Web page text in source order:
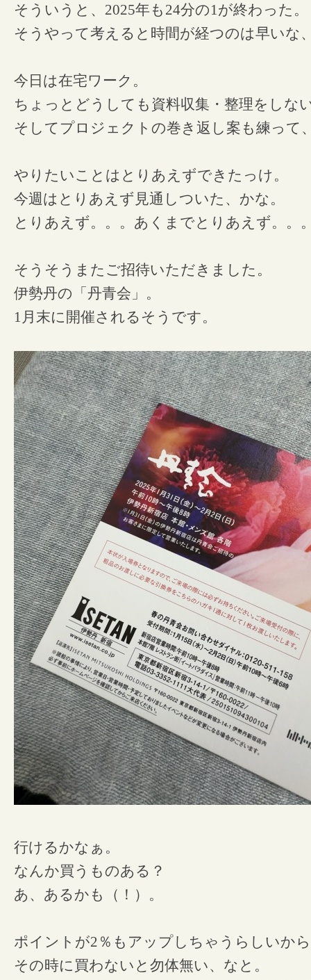
そういうと、2025年も24分の1が終わった。
そうやって考えると時間が経つのは早いな
今日は在宅ワーク。
ちょっとどうしても資料収集・整理をしな
そしてプロジェクトの巻き返し案も練って
やりたいことはとりあえずできたっけ。
今週はとりあえず見通しついた、かな。
とりあえず。。。あくまでとりあえず。。
そうそうまたご招待いただきました。
伊勢丹の「丹青会」。
1月末に開催されるそうです。
行けるかなぁ。
なんか買うものある？
あ、あるかも（！）。
ポイントが2％もアップしちゃうらしいか
その時に買わないと勿体無い、なと。